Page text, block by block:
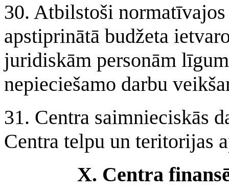
30. Atbilstoši
apstiprinātā budžeta
juridiskām personām
nepieciešamo darbu
31. Centra saimnieciskās
Centra telpu un teritorijas
X. Centra